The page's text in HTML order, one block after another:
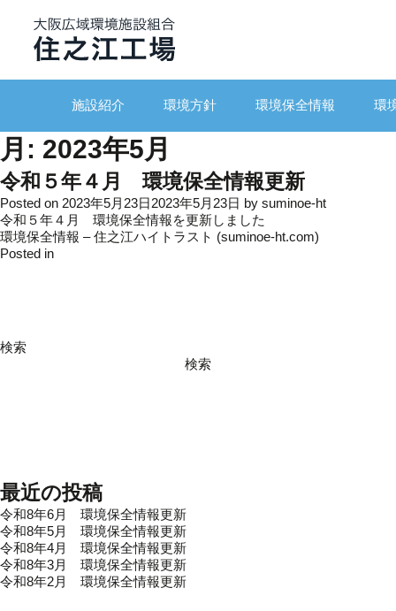
施設紹介 環境方針 環境保全情報 環
月: 2023年5月
令和５年４月 環境保全情報更新
Posted on 2023年5月23日2023年5月23日 by suminoe-ht
令和５年４月 環境保全情報を更新しました
環境保全情報 – 住之江ハイトラスト (suminoe-ht.com)
Posted in
検索
検索
最近の投稿
令和8年6月 環境保全情報更新
令和8年5月 環境保全情報更新
令和8年4月 環境保全情報更新
令和8年3月 環境保全情報更新
令和8年2月 環境保全情報更新